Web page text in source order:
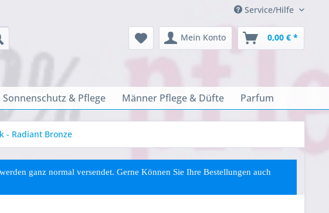
Service/Hilfe
Mein Konto 0,00 € *
Sonnenschutz & Pflege Männer Pflege & Düfte Parfum
- Radiant Bronze
ganz normal versendet. Gerne Können Sie Ihre Bestellungen auch